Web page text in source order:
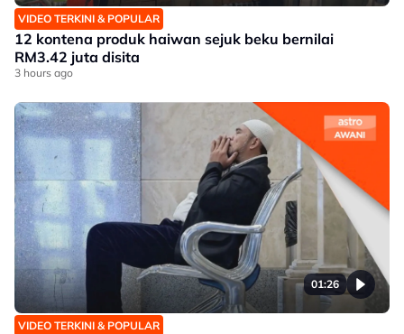
VIDEO TERKINI & POPULAR
12 kontena produk haiwan sejuk beku bernilai
RM3.42 juta disita
3 hours ago
01:26
VIDEO TERKINI & POPULAR